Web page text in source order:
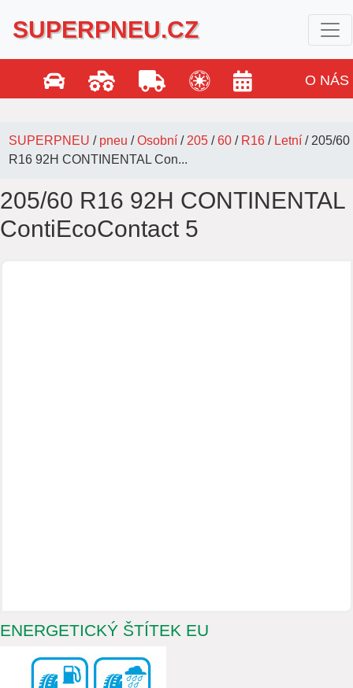
SUPERPNEU.CZ
O NÁS
SUPERPNEU / pneu /Osobní / 205 /60 / R16 / Letní / 205/60
R16 92H CONTINENTAL Con...
205/60 R16 92H CONTINENTAL
ContiEcoContact 5
ENERGETICKÝ ŠTÍTEK EU